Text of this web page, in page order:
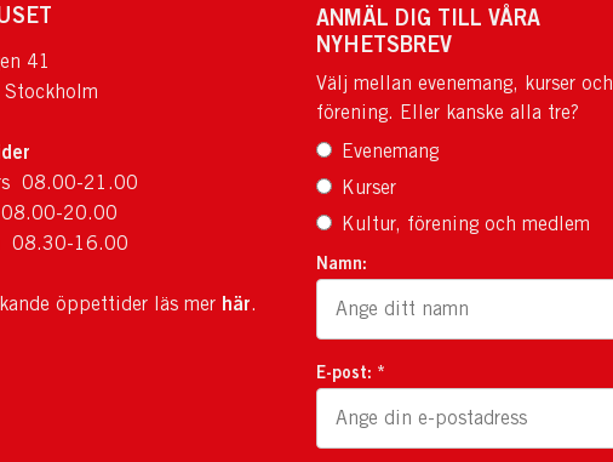
41
08.00-21.00
20.00
08.30-16.00
öppettider läs mer här.
ANMÄL DIG TILL VÅRA
NYHETSBREV
Välj mellan evenemang, kurser och
förening. Eller kanske alla tre?
Evenemang
Kurser
Kultur, förening och medlem
Namn:
E-post: *